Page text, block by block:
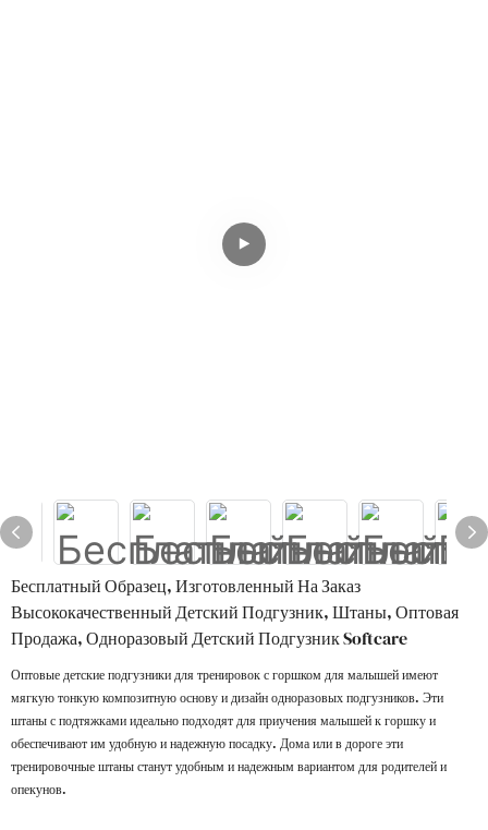
Бесплатный Образец, Изготовленный На Заказ
Высококачественный Детский Подгузник, Штаны, Оптовая
Продажа, Одноразовый Детский Подгузник Softcare
Оптовые детские подгузники для тренировок с горшком для малышей имеют
мягкую тонкую композитную основу и дизайн одноразовых подгузников. Эти
штаны с подтяжками идеально подходят для приучения малышей к горшку и
обеспечивают им удобную и надежную посадку. Дома или в дороге эти
тренировочные штаны станут удобным и надежным вариантом для родителей и
опекунов.